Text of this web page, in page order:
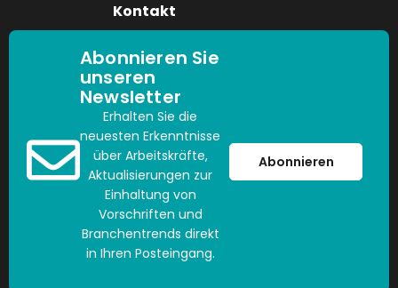
Kontakt
Abonnieren Sie
unseren
Newsletter
Erhalten Sie die
neuesten Erkenntnisse
über Arbeitskräfte,
Aktualisierungen zur
Einhaltung von
Vorschriften und
Branchentrends direkt
in Ihren Posteingang.
Abonnieren